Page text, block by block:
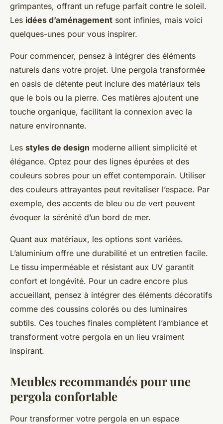
grimpantes, offrant un refuge parfait contre le soleil.
Les idées d’aménagement sont infinies, mais voici
quelques-unes pour vous inspirer.
Pour commencer, pensez à intégrer des éléments
naturels dans votre projet. Une pergola transformée
en oasis de détente peut inclure des matériaux tels
que le bois ou la pierre. Ces matières ajoutent une
touche organique, facilitant la connexion avec la
nature environnante.
Les styles de design moderne allient simplicité et
élégance. Optez pour des lignes épurées et des
couleurs sobres pour un effet contemporain. Utiliser
des couleurs attrayantes peut revitaliser l’espace. Par
exemple, des accents de bleu ou de vert peuvent
évoquer la sérénité d’un bord de mer.
Quant aux matériaux, les options sont variées.
L’aluminium offre une durabilité et un entretien facile.
Le tissu imperméable et résistant aux UV garantit
confort et longévité. Pour un cadre encore plus
accueillant, pensez à intégrer des éléments décoratifs
comme des coussins colorés ou des luminaires
subtils. Ces touches finales complètent l’ambiance et
transforment votre pergola en un lieu vraiment
inspirant.
Meubles recommandés pour une
pergola confortable
Pour transformer votre pergola en un espace